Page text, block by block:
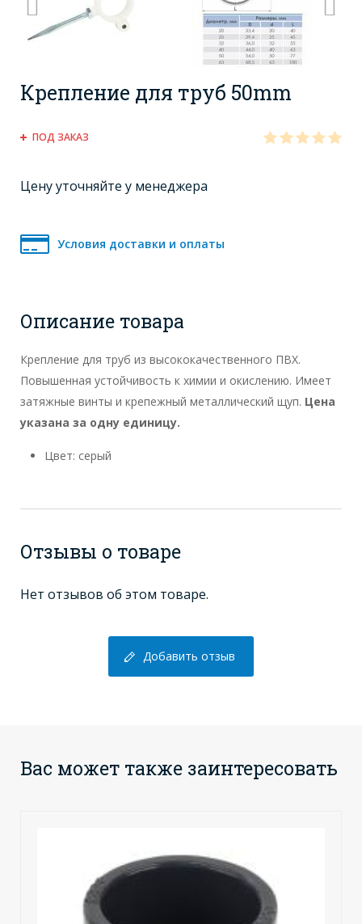
Крепление для труб 50mm
ПОД ЗАКАЗ
Цену уточняйте у менеджера
Условия доставки и оплаты
Описание товара
Крепление для труб из высококачественного ПВХ.
Повышенная устойчивость к химии и окислению. Имеет
затяжные винты и крепежный металлический щуп. Цена
указана за одну единицу.
Цвет: серый
Отзывы о товаре
Нет отзывов об этом товаре.
Добавить отзыв
Вас может также заинтересовать